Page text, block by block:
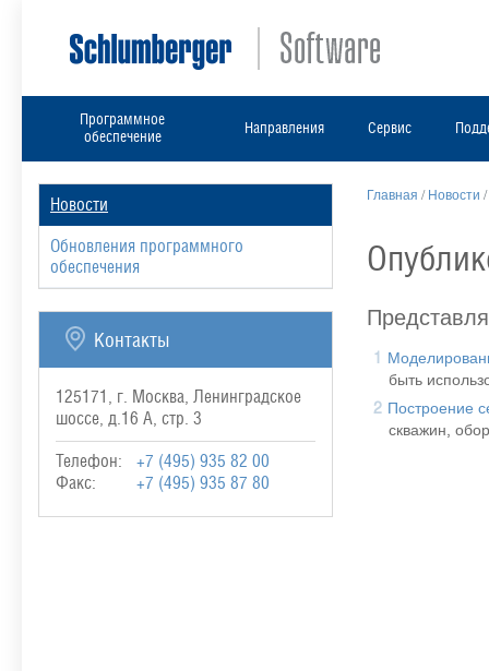
Программное
обеспечение
Направления Сервис
Новости
Обновления программного
обеспечения
Контакты
125171, г. Москва, Ленинградское
шоссе, д.16 А, стр. 3
Телефон:
+7 (495) 935 82 00
Факс:
+7 (495) 935 87 80
Главная /Новости /
быть
Построение
скважин,